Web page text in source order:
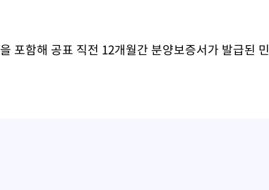
포함해 공표 직전 12개월간 분양보증서가 발급된 민